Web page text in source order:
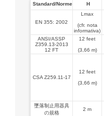
Standard/Norme H
EN 355: 2002
Lmax
(cfr. nota
informativa)
ANSI/ASSP
Z359.13-2013
12 FT
12 feet
(3,66 m)
CSA Z259.11-17
12 feet
(3,66 m)
墜落制止用器具
の規格
2 m